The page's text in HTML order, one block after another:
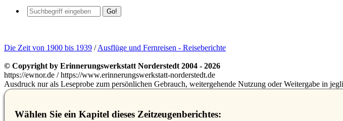
Die Zeit von 1900 bis 1939 /Ausflüge und Fernreisen - Reiseberichte
© Copyright by Erinnerungswerkstatt Norderstedt 2004 - 2026
https://ewnor.de / https://www.erinnerungswerkstatt-norderstedt.de
Ausdruck nur als Leseprobe zum persönlichen Gebrauch, weitergehende Nutzung oder Weitergabe in
Wählen Sie ein Kapitel dieses Zeitzeugenberichtes: